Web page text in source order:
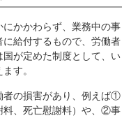
かかわらず、業務中の事
給付するもので、労働者
が定めた制度として、い
す。
者の損害があり、例えば①
料、死亡慰謝料）や、②事